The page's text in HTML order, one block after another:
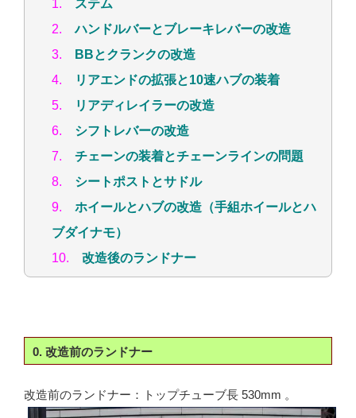
1.
ステム
2.ハンドルバーとブレーキレバーの改造
3.
BBとクランクの改造
4.
リアエンドの拡張と10速ハブの装着
5.
リアディレイラーの改造
6. シフトレバーの改造
7. チェーンの装着とチェーンラインの問題
8. シートポストとサドル
9. ホイールとハブの改造（手組ホイールとハ
ブダイナモ）
10. 改造後のランドナー
0. 改造前のランドナー
改造前のランドナー：トップチューブ長 530mm 。